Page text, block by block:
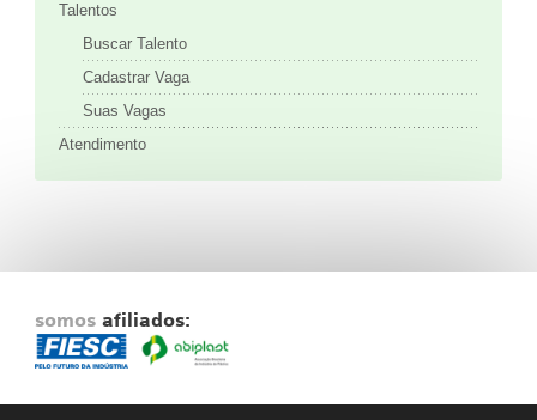
Talentos
Buscar Talento
Cadastrar Vaga
Suas Vagas
Atendimento
somos afiliados: